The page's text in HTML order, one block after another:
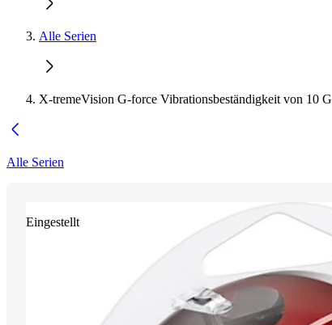
Alle Serien
X-tremeVision G-force Vibrationsbeständigkeit von 10 G
Alle Serien
Eingestellt